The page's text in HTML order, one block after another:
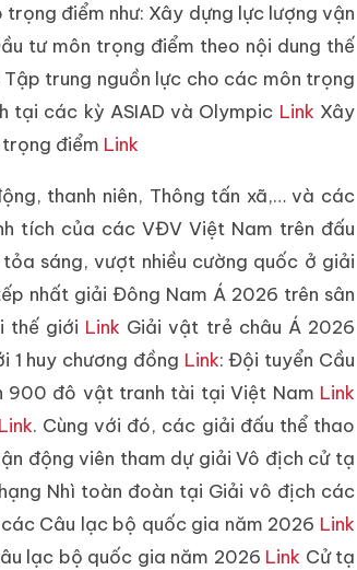
điểm như: Xây dựng lực lượng vận
tư môn trọng điểm theo nội dung thế
trung nguồn lực cho các môn trọng
tại các kỳ ASIAD và Olympic Link Xây
điểm Link
thanh niên, Thông tấn xã,… và các
tích của các VĐV Việt Nam trên đấu
sáng, vượt nhiều cường quốc ở giải
nhất giải Đông Nam Á 2026 trên sân
thế giới Link Giải vật trẻ châu Á 2026
1 huy chương đồng Link: Đội tuyển Cầu
900 đô vật tranh tài tại Việt Nam Link
Link. Cùng với đó, các giải đấu thể thao
động viên tham dự giải Vô địch cử tạ
Nhì toàn đoàn tại Giải vô địch các
Câu lạc bộ quốc gia năm 2026 Link
lạc bộ quốc gia năm 2026 Link Cử tạ